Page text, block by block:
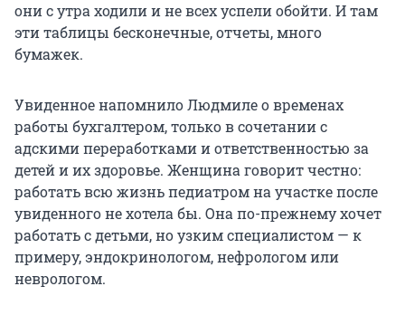
они с утра ходили и не всех успели обойти. И там
эти таблицы бесконечные, отчеты, много
бумажек.
Увиденное напомнило Людмиле о временах
работы бухгалтером, только в сочетании с
адскими переработками и ответственностью за
детей и их здоровье. Женщина говорит честно:
работать всю жизнь педиатром на участке после
увиденного не хотела бы. Она по-прежнему хочет
работать с детьми, но узким специалистом — к
примеру, эндокринологом, нефрологом или
неврологом.